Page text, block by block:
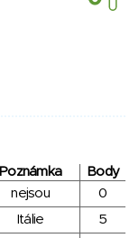
Poznámka
Body
nejsou
0
Itálie 5